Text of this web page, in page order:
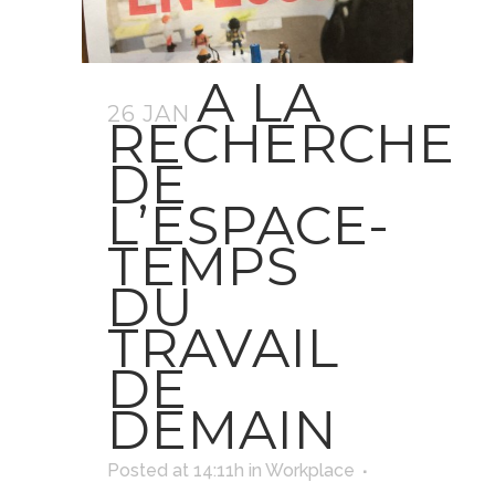
26 JAN A LA
RECHERCHE
DE
L’ESPACE-
TEMPS
DU
TRAVAIL
DE
DEMAIN
Posted at 14:11h in Workplace